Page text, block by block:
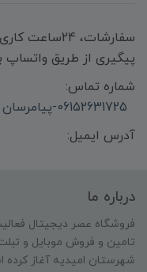
سفارشات،
پیگیری از طریق واتساپ
شماره تماس:
06152631725-پیامرسان واتساپ 09339947850
آدرس ایمیل:
درباره ما
تامین و‌ فروش موبایل و
شهرستان امیدیه آغاز کرده